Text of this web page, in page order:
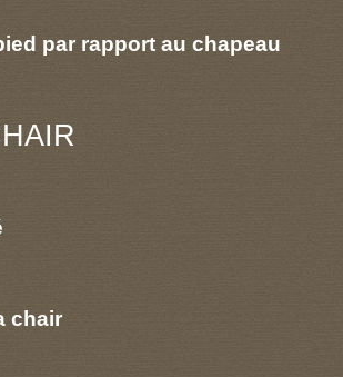
par rapport au chapeau
chair